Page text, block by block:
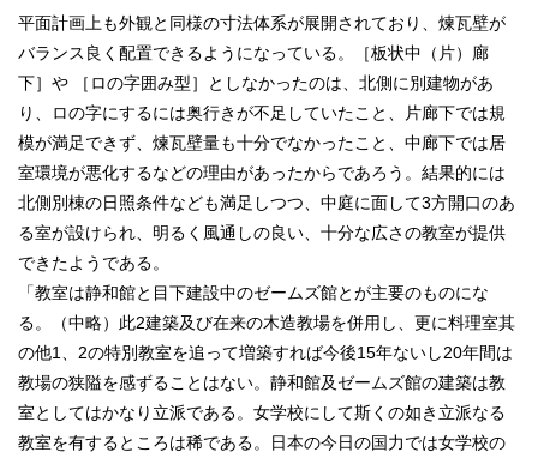
平面計画上も外観と同様の寸法体系が展開されており、煉瓦壁が
バランス良く配置できるようになっている。［板状中（片）廊
下］や ［ロの字囲み型］としなかったのは、北側に別建物があ
り、ロの字にするには奥行きが不足していたこと、片廊下では規
模が満足できず、煉瓦壁量も十分でなかったこと、中廊下では居
室環境が悪化するなどの理由があったからであろう。結果的には
北側別棟の日照条件なども満足しつつ、中庭に面して3方開口のあ
る室が設けられ、明るく風通しの良い、十分な広さの教室が提供
できたようである。
「教室は静和館と目下建設中のゼームズ館とが主要のものにな
る。（中略）此2建築及び在来の木造教場を併用し、更に料理室其
の他1、2の特別教室を追って増築すれば今後15年ないし20年間は
教場の狭隘を感ずることはない。静和館及ゼームズ館の建築は教
室としてはかなり立派である。女学校にして斯くの如き立派なる
教室を有するところは稀である。日本の今日の国力では女学校の